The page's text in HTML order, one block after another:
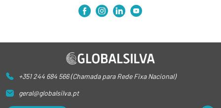
+351 244 684 566 (Chamada para Rede Fixa Nacional)
geral@globalsilva.pt